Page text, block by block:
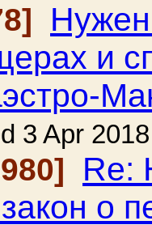
и
3 Apr 2018
Re:
о